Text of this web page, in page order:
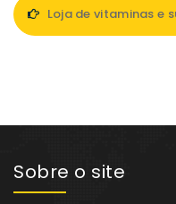
Loja de vitaminas e
Sobre o site